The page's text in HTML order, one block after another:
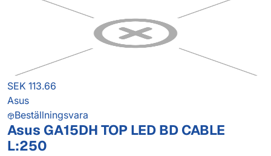
SEK 113.66
Asus
Beställningsvara
Asus GA15DH TOP LED BD CABLE
L:250